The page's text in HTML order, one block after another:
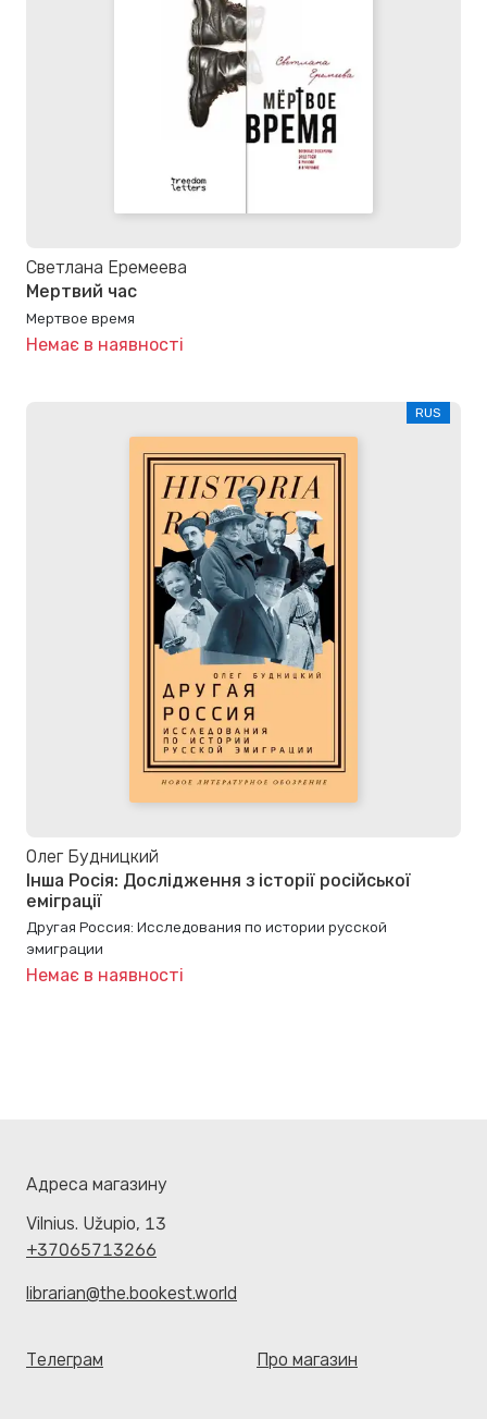
Светлана Еремеева
Мертвий час
Мертвое время
Немає в наявності
RUS
Олег Будницкий
Інша Росія: Дослідження з історії російської
еміграції
Другая Россия: Исследования по истории русской
эмиграции
Немає в наявності
Адреса магазину
Vilnius. Užupio, 13
+37065713266
librarian@the.bookest.world
Телеграм Про магазин